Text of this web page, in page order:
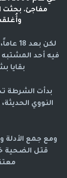
مفاجئ. بحثت
لكن
فيه أحد المشتبه
بقايا
بدأت الشرطة
النووي
ومع جمع الأدلة
قتل الضحية